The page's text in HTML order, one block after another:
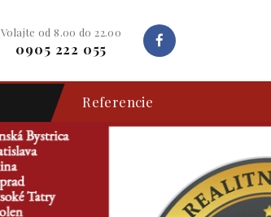
Volajte od 8.00 do 22.00
0905 222 055
Referencie